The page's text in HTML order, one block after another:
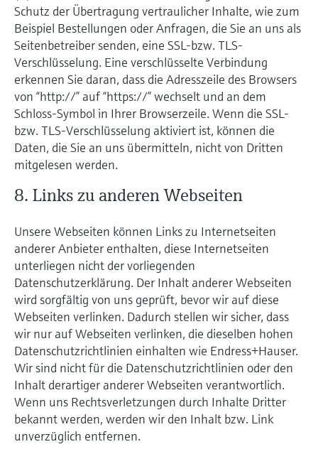
Schutz der Übertragung vertraulicher Inhalte, wie zum
Beispiel Bestellungen oder Anfragen, die Sie an uns als
Seitenbetreiber senden, eine SSL-bzw. TLS-
Verschlüsselung. Eine verschlüsselte Verbindung
erkennen Sie daran, dass die Adresszeile des Browsers
von “http://” auf “https://” wechselt und an dem
Schloss-Symbol in Ihrer Browserzeile. Wenn die SSL-
bzw. TLS-Verschlüsselung aktiviert ist, können die
Daten, die Sie an uns übermitteln, nicht von Dritten
mitgelesen werden.
8. Links zu anderen Webseiten
Unsere Webseiten können Links zu Internetseiten
anderer Anbieter enthalten, diese Internetseiten
unterliegen nicht der vorliegenden
Datenschutzerklärung. Der Inhalt anderer Webseiten
wird sorgfältig von uns geprüft, bevor wir auf diese
Webseiten verlinken. Dadurch stellen wir sicher, dass
wir nur auf Webseiten verlinken, die dieselben hohen
Datenschutzrichtlinien einhalten wie Endress+Hauser.
Wir sind nicht für die Datenschutzrichtlinien oder den
Inhalt derartiger anderer Webseiten verantwortlich.
Wenn uns Rechtsverletzungen durch Inhalte Dritter
bekannt werden, werden wir den Inhalt bzw. Link
unverzüglich entfernen.